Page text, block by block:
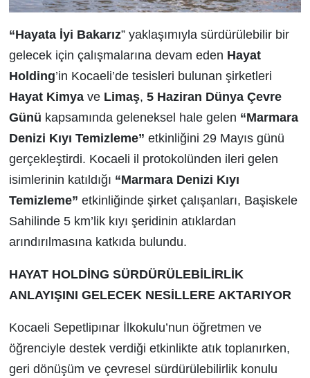
“Hayata İyi Bakarız” yaklaşımıyla sürdürülebilir bir
gelecek için çalışmalarına devam eden Hayat
Holding’in Kocaeli’de tesisleri bulunan şirketleri
Hayat Kimyave Limaş, 5 Haziran Dünya Çevre
Günü kapsamında geleneksel hale gelen “Marmara
Denizi Kıyı Temizleme” etkinliğini 29 Mayıs günü
gerçekleştirdi. Kocaeli il protokolünden ileri gelen
isimlerinin katıldığı “Marmara Denizi Kıyı
Temizleme” etkinliğinde şirket çalışanları, Başiskele
Sahilinde 5 km’lik kıyı şeridinin atıklardan
arındırılmasına katkıda bulundu.
HAYAT HOLDİNG SÜRDÜRÜLEBİLİRLİK
ANLAYIŞINI GELECEK NESİLLERE AKTARIYOR
Kocaeli Sepetlipınar İlkokulu’nun öğretmen ve
öğrenciyle destek verdiği etkinlikte atık toplanırken,
geri dönüşüm ve çevresel sürdürülebilirlik konulu